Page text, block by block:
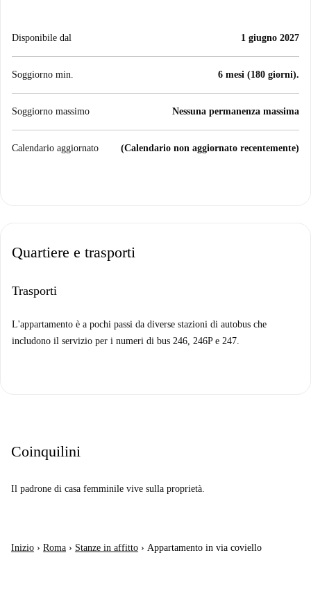
Disponibile dal 1 giugno 2027
Soggiorno min. 6 mesi (180 giorni).
Soggiorno massimo Nessuna permanenza massima
Calendario aggiornato (Calendario non aggiornato recentemente)
Quartiere e trasporti
Trasporti
L'appartamento è a pochi passi da diverse stazioni di autobus che
includono il servizio per i numeri di bus 246, 246P e 247.
Coinquilini
Il padrone di casa femminile vive sulla proprietà.
Inizio › Roma › Stanze in affitto › Appartamento in via coviello